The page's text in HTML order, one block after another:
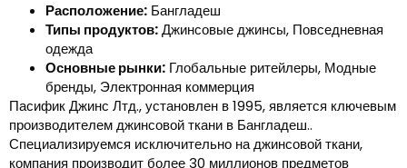
Расположение: Бангладеш
Типы продуктов:Джинсовые джинсы, Повседневная
одежда
Основные рынки: Глобальные ритейлеры, Модные
бренды, Электронная коммерция
Пасифик Джинс Лтд., установлен в 1995, является ключевым
производителем джинсовой ткани в Бангладеш..
Специализируемся исключительно на джинсовой ткани,
компания производит более 30 миллионов предметов